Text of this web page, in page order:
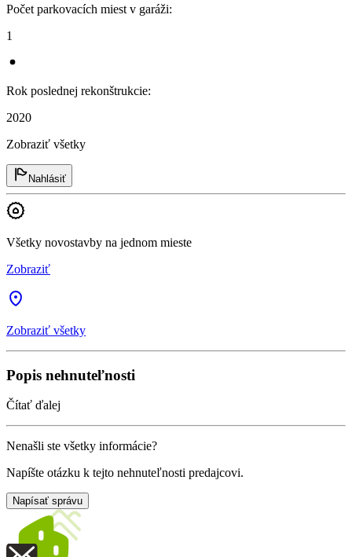
Počet parkovacích miest v garáži:
1
Rok poslednej rekonštrukcie:
2020
Zobraziť všetky
Nahlásiť
Všetky novostavby na jednom mieste
Zobraziť
Zobraziť všetky
Popis nehnuteľnosti
Čítať ďalej
Nenašli ste všetky informácie?
Napíšte otázku k tejto nehnuteľnosti predajcovi.
Napísať správu